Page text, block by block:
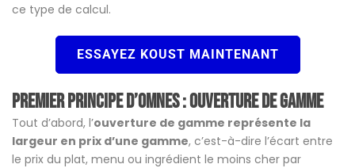
ce type de calcul.
ESSAYEZ KOUST MAINTENANT
Premier principe d’Omnes : Ouverture de gamme
Tout d’abord, l’ouverture de gamme représente la
largeur en prix d’une gamme, c’est-à-dire l’écart entre
le prix du plat, menu ou ingrédient le moins cher par